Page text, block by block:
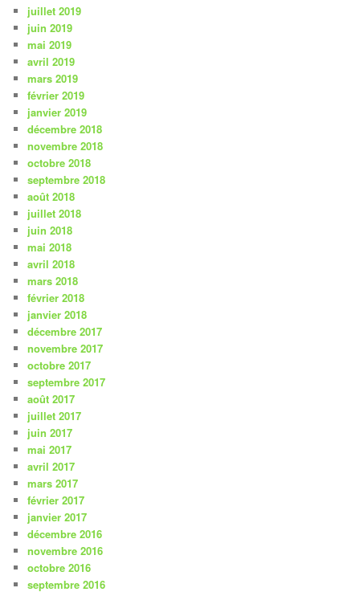
juillet 2019
juin 2019
mai 2019
avril 2019
mars 2019
février 2019
janvier 2019
décembre 2018
novembre 2018
octobre 2018
septembre 2018
août 2018
juillet 2018
juin 2018
mai 2018
avril 2018
mars 2018
février 2018
janvier 2018
décembre 2017
novembre 2017
octobre 2017
septembre 2017
août 2017
juillet 2017
juin 2017
mai 2017
avril 2017
mars 2017
février 2017
janvier 2017
décembre 2016
novembre 2016
octobre 2016
septembre 2016